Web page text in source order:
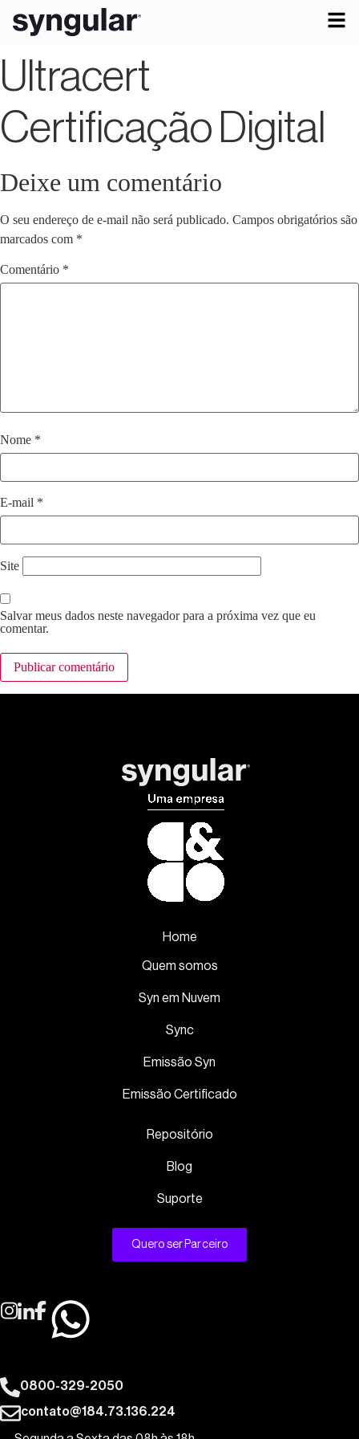
Ultracert
Certificação Digital
Deixe um comentário
O seu endereço de e-mail não será publicado. Campos obrigatórios são
marcados com *
Comentário *
Nome *
E-mail *
Site
Salvar meus dados neste navegador para a próxima vez que eu
comentar.
Home
Quem somos
Syn em Nuvem
Sync
Emissão Syn
Emissão Certificado
Repositório
Blog
Suporte
Quero ser Parceiro
0800-329-2050
contato@184.73.136.224